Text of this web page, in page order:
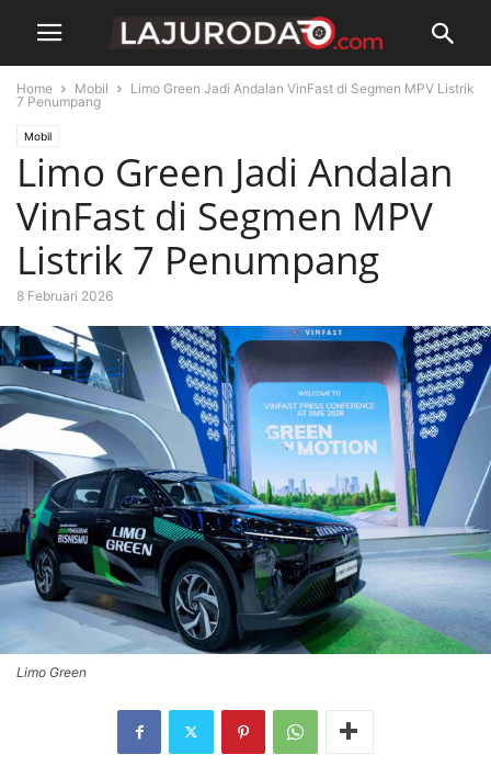
Home Mobil
Limo Green Jadi Andalan VinFast di Segmen MPV Listrik
7 Penumpang
Mobil
Limo Green Jadi Andalan
VinFast di Segmen MPV
Listrik 7 Penumpang
8 Februari 2026
Limo Green